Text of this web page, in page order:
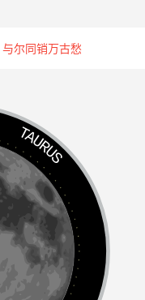
尔同销万古愁
TAURUS